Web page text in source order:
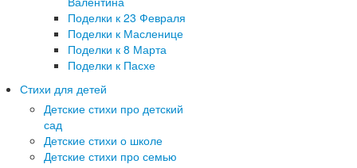
Поделки к 23 Февраля
Поделки к Масленице
Поделки к 8 Марта
Поделки к Пасхе
Стихи для детей
Детские стихи про детский
сад
Детские стихи о школе
Детские стихи про семью